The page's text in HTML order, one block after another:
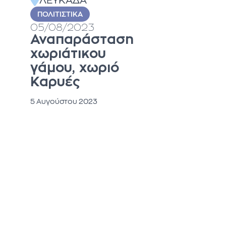
ΠΟΛΙΤΙΣΤΙΚΆ
05/08/2023
Αναπαράσταση
χωριάτικου
γάμου, χωριό
Καρυές
5 Αυγούστου 2023